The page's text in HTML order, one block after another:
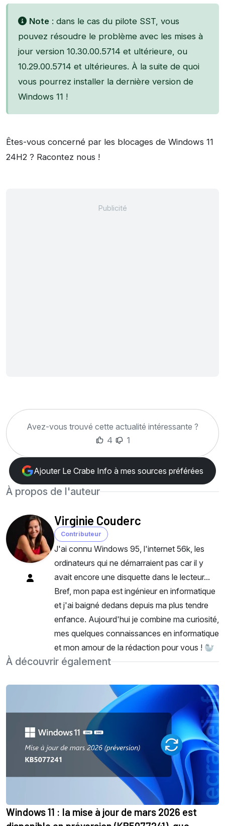
Note : dans le cas du pilote SST, vous
pouvez résoudre le problème avec les mises à
jour version 10.30.00.5714 et ultérieure, ou
10.29.00.5714 et ultérieures. À la suite de quoi
vous pourrez installer la dernière version de
Windows 11 !
Êtes-vous concerné par les blocages de Windows 11
24H2 ? Racontez nous !
Avez-vous trouvé cette actualité intéressante ?
4
1
Ajouter Le Crabe Info à mes sources préférées
À propos de l'auteur
Virginie Couderc
Contributeur
J'ai connu Windows 95, l'internet 56k, les
ordinateurs qui ne démarraient pas car il y
avait encore une disquette dans le lecteur...
Bref, mon papa est ingénieur en informatique
et j'ai baigné dedans depuis ma plus tendre
enfance. Aujourd'hui je combine ma curiosité,
mes quelques connaissances en informatique
et mon amour de la rédaction pour vous ! 🦭
À découvrir également
Windows 11 : la mise à jour de mars 2026 est